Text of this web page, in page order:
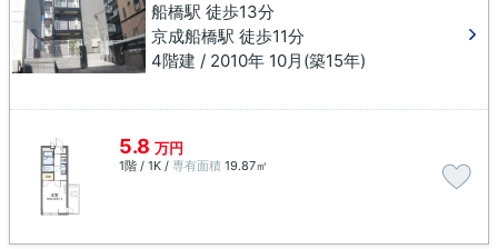
船橋駅 徒歩13分
京成船橋駅 徒歩11分
4階建 / 2010年 10月(築15年)
5.8 万円
1階 / 1K / 専有面積 19.87㎡